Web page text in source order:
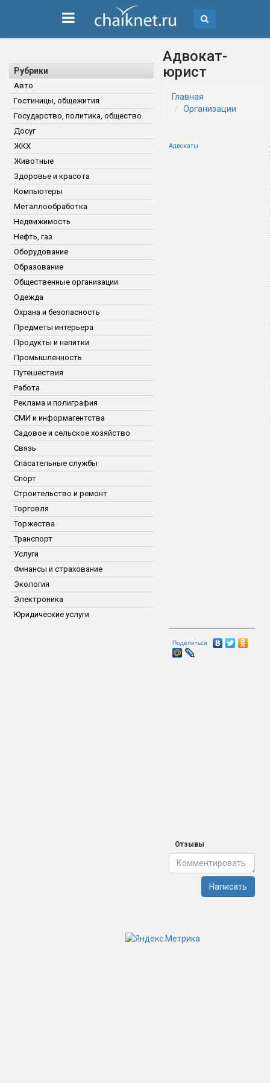
Рубрики
Авто
Гостиницы, общежития
Государство, политика, общество
Досуг
ЖКХ
Животные
Здоровье и красота
Компьютеры
Металлообработка
Недвижимость
Нефть, газ
Оборудование
Образование
Общественные организации
Одежда
Охрана и безопасность
Предметы интерьера
Продукты и напитки
Промышленность
Путешествия
Работа
Реклама и полиграфия
СМИ и информагентства
Садовое и сельское хозяйство
Связь
Спасательные службы
Спорт
Строительство и ремонт
Торговля
Торжества
Транспорт
Услуги
Финансы и страхование
Экология
Электроника
Юридические услуги
Адвокат-
юрист
Главная
Организации
Адвокаты
Поделиться
Отзывы
Написать